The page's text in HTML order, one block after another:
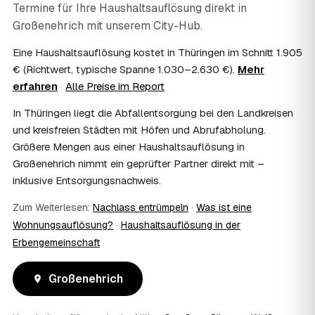
07 Ist die Haushaltsauflösung im Nachlass
steuerlich absetzbar?
Haushaltsauflösung als Nachlassverbindlichkeit die
Erbschaftsteuer mindern, bei vermieteten Objekten teils
als Werbungskosten. Sie erhalten eine ordentliche
Steuerberater – wir liefern die nötigen Unterlagen.
08 Muss ich als Erbe in Großenehrich vor Ort
anwesend sein?
Nein, Sie müssen nicht durchgängig anwesend sein. Viele
Erben übergeben in Großenehrich nur die Schlüssel und
kurze Übergabe zu Beginn und zur besenreinen Abnahme
genügt meist.
09 Bekomme ich einen Entsorgungsnachweis?
Verwertungsnachweis über die fachgerechte Entsorgung.
So ist dokumentiert, dass der Hausstand in Großenehrich
Termine für Ihre Haushaltsauflösung direkt in
Großenehrich mit unserem City-Hub.
Eine Haushaltsauflösung kostet in Thüringen im Schnitt 1.905
€ (Richtwert, typische Spanne 1.030–2.630 €). Mehr
erfahren · Alle Preise im Report
In Thüringen liegt die Abfallentsorgung bei den Landkreisen
und kreisfreien Städten mit Höfen und Abrufabholung.
Größere Mengen aus einer Haushaltsauflösung in
Großenehrich nimmt ein geprüfter Partner direkt mit –
inklusive Entsorgungsnachweis.
Zum Weiterlesen: Nachlass entrümpeln · Was ist eine
Wohnungsauflösung? · Haushaltsauflösung in der
Erbengemeinschaft
Großenehrich